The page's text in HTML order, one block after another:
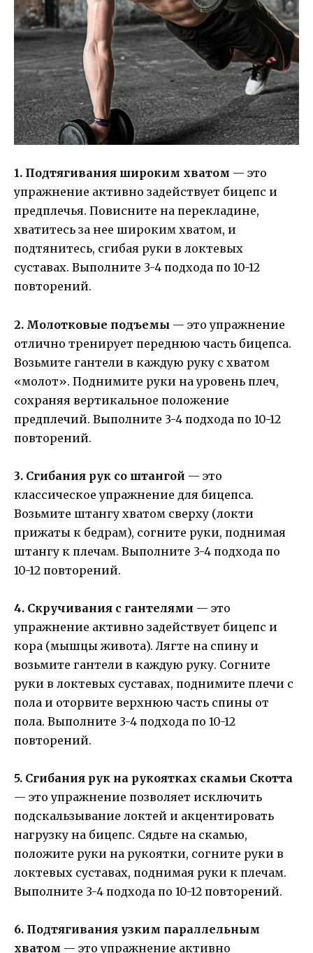
1. Подтягивания широким хватом — это
упражнение активно задействует бицепс и
предплечья. Повисните на перекладине,
хватитесь за нее широким хватом, и
подтянитесь, сгибая руки в локтевых
суставах. Выполните 3-4 подхода по 10-12
повторений.
2. Молотковые подъемы — это упражнение
отлично тренирует переднюю часть бицепса.
Возьмите гантели в каждую руку с хватом
«молот». Поднимите руки на уровень плеч,
сохраняя вертикальное положение
предплечий. Выполните 3-4 подхода по 10-12
повторений.
3. Сгибания рук со штангой — это
классическое упражнение для бицепса.
Возьмите штангу хватом сверху (локти
прижаты к бедрам), согните руки, поднимая
штангу к плечам. Выполните 3-4 подхода по
10-12 повторений.
4. Скручивания с гантелями — это
упражнение активно задействует бицепс и
кора (мышцы живота). Лягте на спину и
возьмите гантели в каждую руку. Согните
руки в локтевых суставах, поднимите плечи с
пола и оторвите верхнюю часть спины от
пола. Выполните 3-4 подхода по 10-12
повторений.
5. Сгибания рук на рукоятках скамьи Скотта
— это упражнение позволяет исключить
подскальзывание локтей и акцентировать
нагрузку на бицепс. Сядьте на скамью,
положите руки на рукоятки, согните руки в
локтевых суставах, поднимая руки к плечам.
Выполните 3-4 подхода по 10-12 повторений.
6. Подтягивания узким параллельным
хватом — это упражнение активно